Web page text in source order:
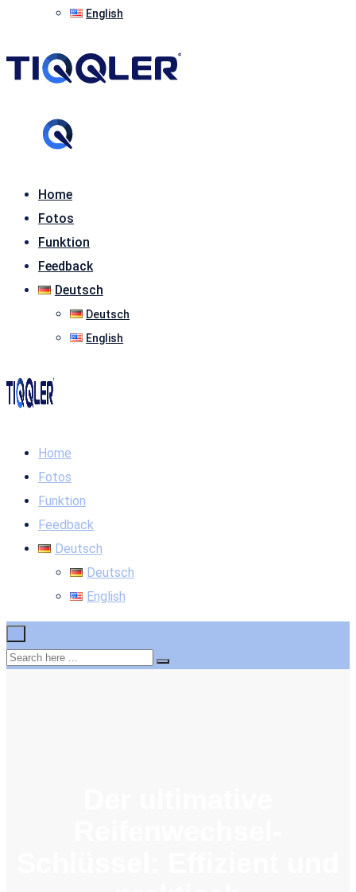
English
Home
Fotos
Funktion
Feedback
Deutsch
Deutsch
English
Home
Fotos
Funktion
Feedback
Deutsch
Deutsch
English